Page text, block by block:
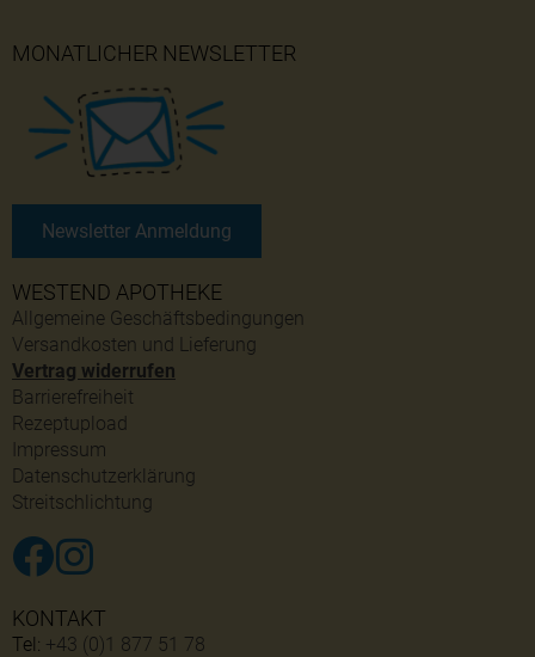
WESTEND APOTHEKE
Allgemeine Geschäftsbedingungen
Versandkosten und Lieferung
Vertrag widerrufen
Barrierefreiheit
Rezeptupload
Impressum
Datenschutzerklärung
Streitschlichtung
MONATLICHER NEWSLETTER
Newsletter Anmeldung
KONTAKT
Tel: +43 (0)1 877 51 78